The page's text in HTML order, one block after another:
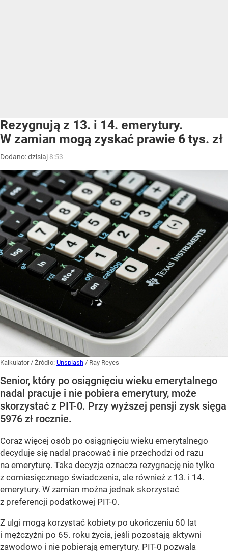
Rezygnują z 13. i 14. emerytury.
W zamian mogą zyskać prawie 6 tys. zł
Dodano:dzisiaj 8:53
Kalkulator / Źródło: Unsplash / Ray Reyes
Senior, który po osiągnięciu wieku emerytalnego
nadal pracuje i nie pobiera emerytury, może
skorzystać z PIT-0. Przy wyższej pensji zysk sięga
5976 zł rocznie.
Coraz więcej osób po osiągnięciu wieku emerytalnego
decyduje się nadal pracować i nie przechodzi od razu
na emeryturę. Taka decyzja oznacza rezygnację nie tylko
z comiesięcznego świadczenia, ale również z 13. i 14.
emerytury. W zamian można jednak skorzystać
z preferencji podatkowej PIT-0.
Z ulgi mogą korzystać kobiety po ukończeniu 60 lat
i mężczyźni po 65. roku życia, jeśli pozostają aktywni
zawodowo i nie pobierają emerytury. PIT-0 pozwala